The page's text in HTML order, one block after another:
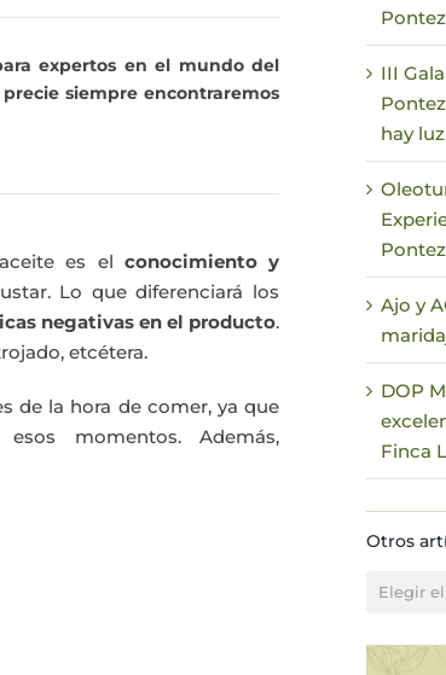
expertos en el mundo del
siempre encontraremos
es el conocimiento y
Lo que diferenciará los
negativas en el producto.
etcétera.
de la hora de comer, ya que
momentos. Además,
III
hay
Ajo y
DOP
Finca
Otros
Otros